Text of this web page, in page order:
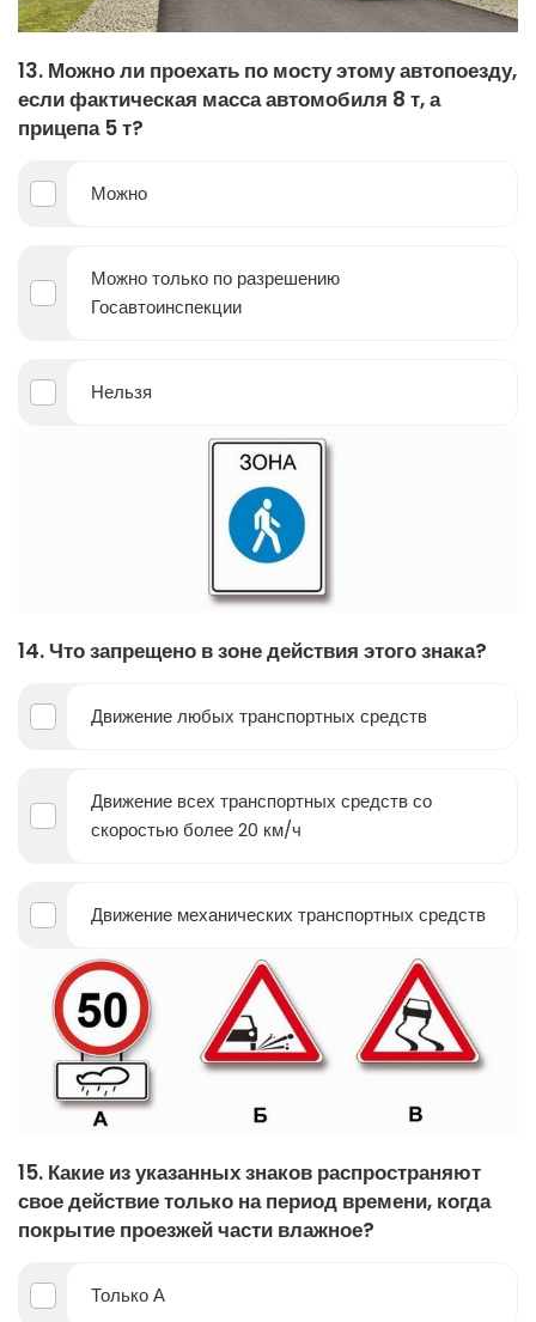
13. Можно ли проехать по мосту этому автопоезду,
если фактическая масса автомобиля 8 т, а
прицепа 5 т?
Можно
Можно только по разрешению
Госавтоинспекции
Нельзя
14. Что запрещено в зоне действия этого знака?
Движение любых транспортных средств
Движение всех транспортных средств со
скоростью более 20 км/ч
Движение механических транспортных средств
15. Какие из указанных знаков распространяют
свое действие только на период времени, когда
покрытие проезжей части влажное?
Только А